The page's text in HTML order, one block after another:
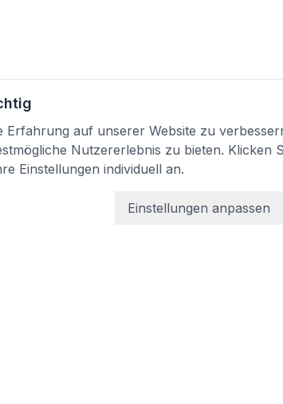
auf unserer Website zu
Nutzererlebnis zu bieten. Klicken
Einstellungen individuell an.
Einstellungen anpassen